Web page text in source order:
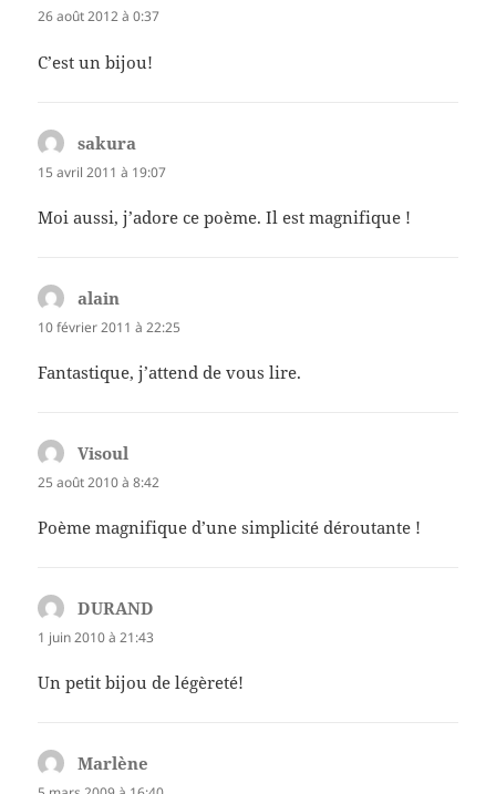
26 août 2012 à 0:37
C’est un bijou!
sakura
15 avril 2011 à 19:07
Moi aussi, j’adore ce poème. Il est magnifique !
alain
10 février 2011 à 22:25
Fantastique, j’attend de vous lire.
Visoul
25 août 2010 à 8:42
Poème magnifique d’une simplicité déroutante !
DURAND
1 juin 2010 à 21:43
Un petit bijou de légèreté!
Marlène